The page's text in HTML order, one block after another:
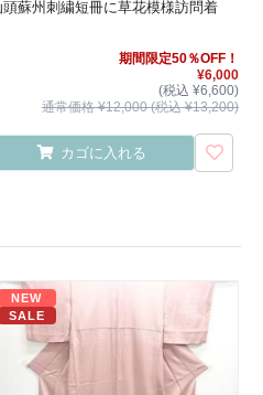
頭蘇州刺繍短冊に草花模様訪問着
期間限定50％OFF！
¥6,000
(税込 ¥6,600)
通常価格 ¥12,000 (税込 ¥13,200)
カゴに入れる
NEW
SALE